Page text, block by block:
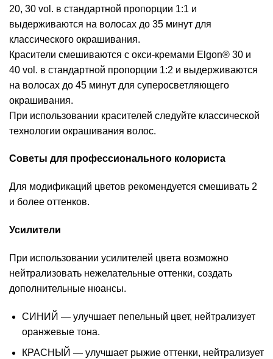
20, 30 vol. в стандартной пропорции 1:1 и
выдерживаются на волосах до 35 минут для
классического окрашивания.
Красители смешиваются с окси-кремами Elgon® 30 и
40 vol. в стандартной пропорции 1:2 и выдерживаются
на волосах до 45 минут для суперосветляющего
окрашивания.
При использовании красителей следуйте классической
технологии окрашивания волос.
Советы для профессионального колориста
Для модификаций цветов рекомендуется смешивать 2
и более оттенков.
Усилители
При использовании усилителей цвета возможно
нейтрализовать нежелательные оттенки, создать
дополнительные нюансы.
СИНИЙ — улучшает пепельный цвет, нейтрализует
оранжевые тона.
КРАСНЫЙ — улучшает рыжие оттенки, нейтрализует